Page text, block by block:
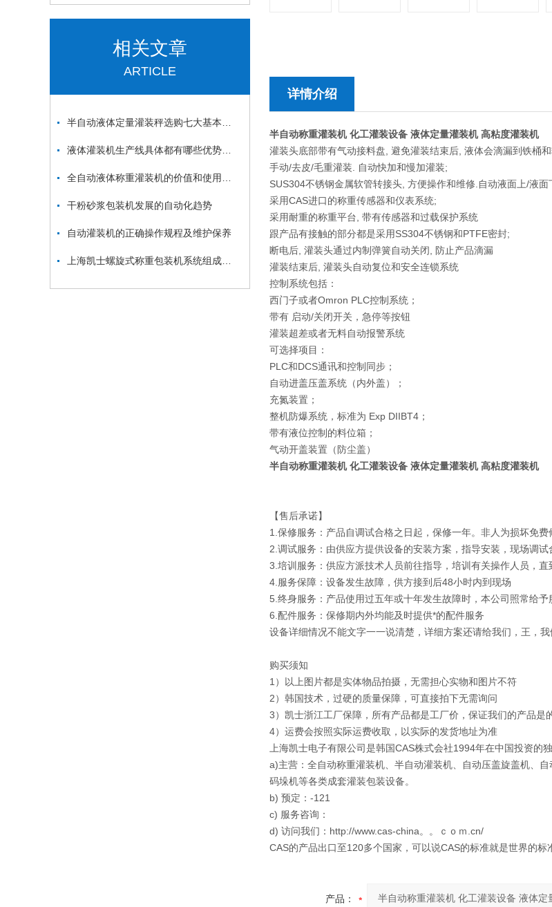
相关文章
ARTICLE
干粉砂浆包装机发展的自动化趋势
自动灌装机的正确操作规程及维护保养
详情介绍
半自动称重灌装机 化工灌装设备 液体定量灌装机 高粘度灌装机
灌装头底部带有气动接料盘, 避免灌装结束后, 液体会滴漏到铁桶
手动/去皮/毛重灌装. 自动快加和慢加灌装;
SUS304不锈钢金属软管转接头, 方便操作和维修.自动液面上/液
采用CAS进口的称重传感器和仪表系统;
采用耐重的称重平台, 带有传感器和过载保护系统
跟产品有接触的部分都是采用SS304不锈钢和PTFE密封;
断电后, 灌装头通过内制弹簧自动关闭, 防止产品滴漏
灌装结束后, 灌装头自动复位和安全连锁系统
控制系统包括：
西门子或者Omron PLC控制系统；
带有 启动/关闭开关，急停等按钮
灌装超差或者无料自动报警系统
可选择项目：
PLC和DCS通讯和控制同步；
自动进盖压盖系统（内外盖）；
充氮装置；
整机防爆系统，标准为 Exp DIIBT4；
带有液位控制的料位箱；
气动开盖装置（防尘盖）
半自动称重灌装机 化工灌装设备 液体定量灌装机 高粘度灌装机
【售后承诺】
1.保修服务：产品自调试合格之日起，保修一年。非人为损坏免
2.调试服务：由供应方提供设备的安装方案，指导安装，现场调
3.培训服务：供应方派技术人员前往指导，培训有关操作人员，
4.服务保障：设备发生故障，供方接到后48小时内到现场
5.终身服务：产品使用过五年或十年发生故障时，本公司照常给予
6.配件服务：保修期内外均能及时提供*的配件服务
设备详细情况不能文字一一说清楚，详细方案还请给我们，王，
购买须知
1）以上图片都是实体物品拍摄，无需担心实物和图片不符
2）韩国技术，过硬的质量保障，可直接拍下无需询问
3）凯士浙江工厂保障，所有产品都是工厂价，保证我们的产品是
4）运费会按照实际运费收取，以实际的发货地址为准
上海凯士电子有限公司是韩国CAS株式会社1994年在中国投资的独
a)主营：全自动称重灌装机、半自动灌装机、自动压盖旋盖机、
码垛机等各类成套灌装包装设备。
b) 预定：-121
c) 服务咨询：
d) 访问我们：http://www.cas-china。。ｃｏｍ.cn/
CAS的产品出口至120多个国家，可以说CAS的标准就是世界的标
产品：